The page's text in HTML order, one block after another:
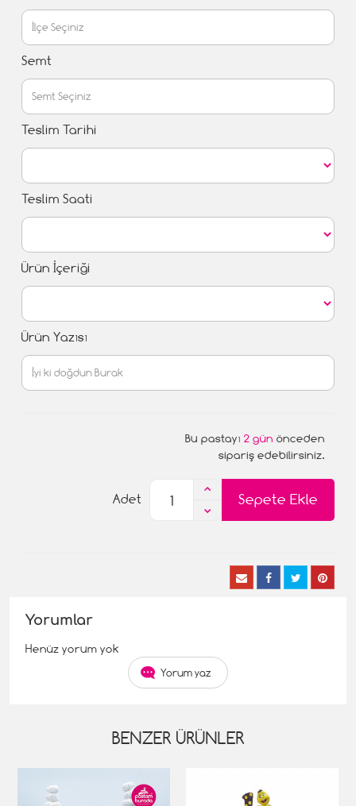
Semt
Teslim Tarihi
Teslim Saati
Ürün İçeriği
Ürün Yazısı
Bu pastayı 2 gün önceden
sipariş edebilirsiniz.
Sepete Ekle
Adet
Yorumlar
Henüz yorum yok
Yorum yaz
BENZER ÜRÜNLER